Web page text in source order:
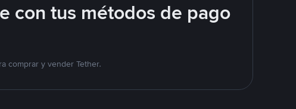
con tus métodos de pago
comprar y vender Tether.